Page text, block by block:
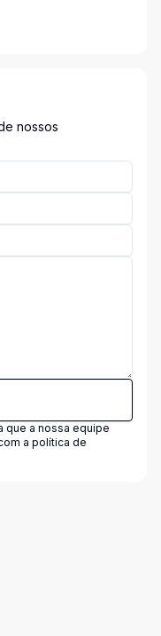
nossos
que a nossa equipe
a política de